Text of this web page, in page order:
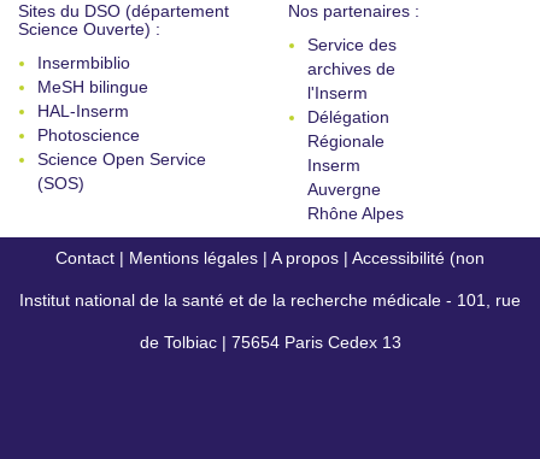
Sites du DSO (département
Science Ouverte) :
Insermbiblio
MeSH bilingue
HAL-Inserm
Photoscience
Science Open Service
(SOS)
Nos partenaires :
Service des
archives de
l'Inserm
Délégation
Régionale
Inserm
Auvergne
Rhône Alpes
Contact | Mentions légales | A propos | Accessibilité (non
conforme)
Institut national de la santé et de la recherche médicale - 101, rue
de Tolbiac | 75654 Paris Cedex 13